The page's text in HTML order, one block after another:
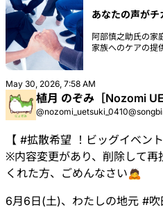
あなたの声がチ
阿部慎之助氏の家
家族へのケアの提
May 30, 2026, 7:58 AM
植月 のぞみ［Nozomi
【 #拡散希望 ！ビッグイベント
※内容変更があり、削除して再
くれた方、ごめんなさい🙇
6月6日(土)、わたしの地元 #